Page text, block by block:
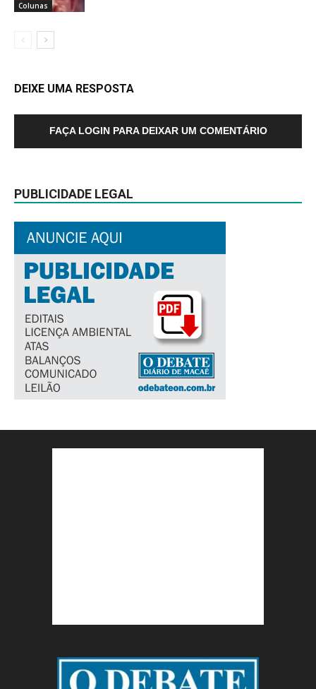
Colunas
DEIXE UMA RESPOSTA
FAÇA LOGIN PARA DEIXAR UM COMENTÁRIO
PUBLICIDADE LEGAL